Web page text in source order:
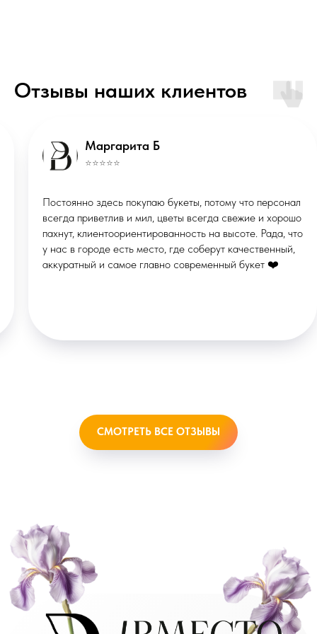
Отзывы наших клиентов
Маргарита Б
⭐️⭐️⭐️⭐️⭐️
Постоянно здесь покупаю букеты, потому что персонал
всегда приветлив и мил, цветы всегда свежие и хорошо
пахнут, клиентоориентированность на высоте. Рада, что
у нас в городе есть место, где соберут качественный,
аккуратный и самое главно современный букет ❤️
СМОТРЕТЬ ВСЕ ОТЗЫВЫ
ИНН: 290133613496
РФ
© ВМЕСТО СЛОВ, 2026
STUDIORUSSIA
X
СТУДИЯ ВЕБДИЗАЙНА